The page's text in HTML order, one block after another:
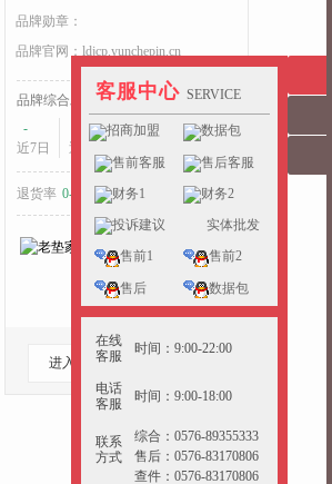
品牌勋章：
品牌官网： ldjcp.yunchepin.cn
品牌综合发货耗时：
-
近7日
近15日
-
退货率 0-5% 好于 40% 的同行
进入档口
客服中心 SERVICE
招商加盟 数据包
售前客服 售后客服
财务1 财务2
投诉建议 实体批发
售前1 售前2
售后 数据包
在线
客服
时间：9:00-22:00
电话
客服
时间：9:00-18:00
联系
方式
综合：0576-89355333
售后：0576-83170806
查件：0576-83170806